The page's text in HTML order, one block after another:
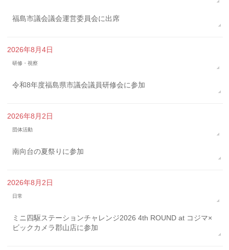
福島市議会議会運営委員会に出席
2026年8月4日
研修・視察
令和8年度福島県市議会議員研修会に参加
2026年8月2日
団体活動
南向台の夏祭りに参加
2026年8月2日
日常
ミニ四駆ステーションチャレンジ2026 4th ROUND at コジマ×
ビックカメラ郡山店に参加